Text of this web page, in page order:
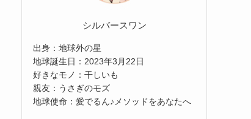
シルバースワン
出身：地球外の星
地球誕生日：2023年3月22日
好きなモノ：干しいも
親友：うさぎのモズ
地球使命：愛でるん♪メソッドをあなたへ